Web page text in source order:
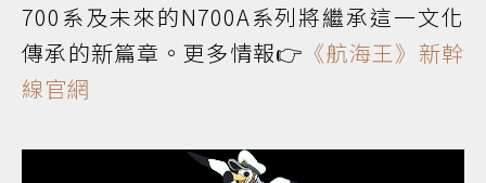
700系及未來的N700A系列將繼承這一文化
傳承的新篇章。更多情報👉 《航海王》新幹
線官網